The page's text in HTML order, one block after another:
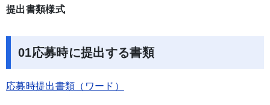
提出書類様式
01応募時に提出する書類
応募時提出書類（ワード）